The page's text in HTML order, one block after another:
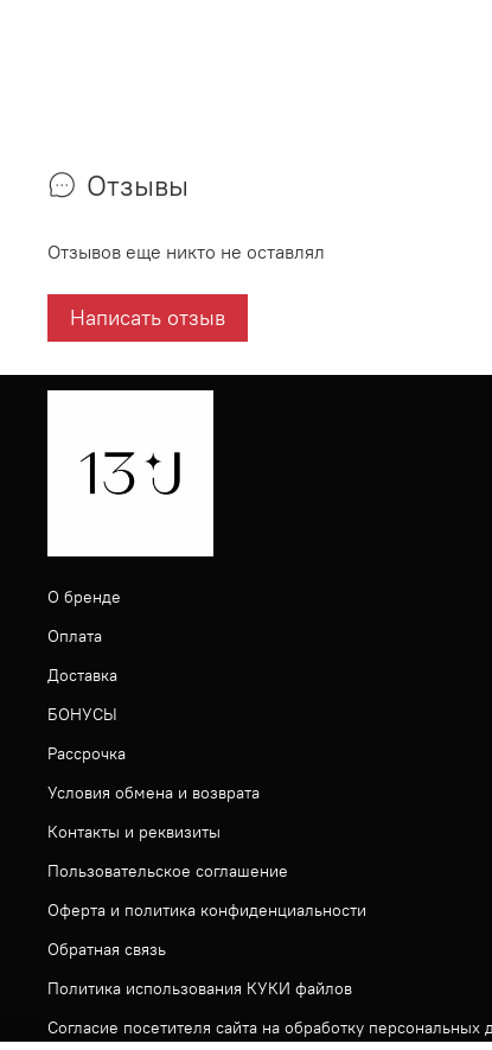
Отзывы
Отзывов еще никто не оставлял
Написать отзыв
О бренде
Оплата
Доставка
БОНУСЫ
Рассрочка
Условия обмена и возврата
Контакты и реквизиты
Пользовательское соглашение
Оферта и политика конфиденциальности
Обратная связь
Политика использования КУКИ файлов
Согласие посетителя сайта на обработку персональных